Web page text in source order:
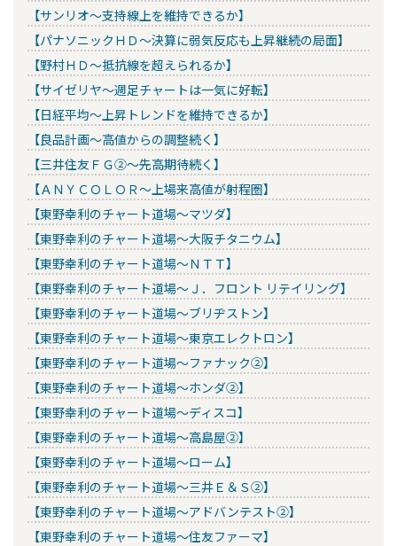
【サンリオ～支持線上を維持できるか】
【パナソニックＨＤ～決算に弱気反応も上昇継続の局面】
【野村ＨＤ～抵抗線を超えられるか】
【サイゼリヤ～週足チャートは一気に好転】
【日経平均～上昇トレンドを維持できるか】
【良品計画～高値からの調整続く】
【三井住友ＦＧ②～先高期待続く】
【ＡＮＹＣＯＬＯＲ～上場来高値が射程圏】
【東野幸利のチャート道場～マツダ】
【東野幸利のチャート道場～大阪チタニウム】
【東野幸利のチャート道場～ＮＴＴ】
【東野幸利のチャート道場～Ｊ．フロント リテイリング】
【東野幸利のチャート道場～ブリヂストン】
【東野幸利のチャート道場～東京エレクトロン】
【東野幸利のチャート道場～ファナック②】
【東野幸利のチャート道場～ホンダ②】
【東野幸利のチャート道場～ディスコ】
【東野幸利のチャート道場～高島屋②】
【東野幸利のチャート道場～ローム】
【東野幸利のチャート道場～三井Ｅ＆Ｓ②】
【東野幸利のチャート道場～アドバンテスト②】
【東野幸利のチャート道場～住友ファーマ】